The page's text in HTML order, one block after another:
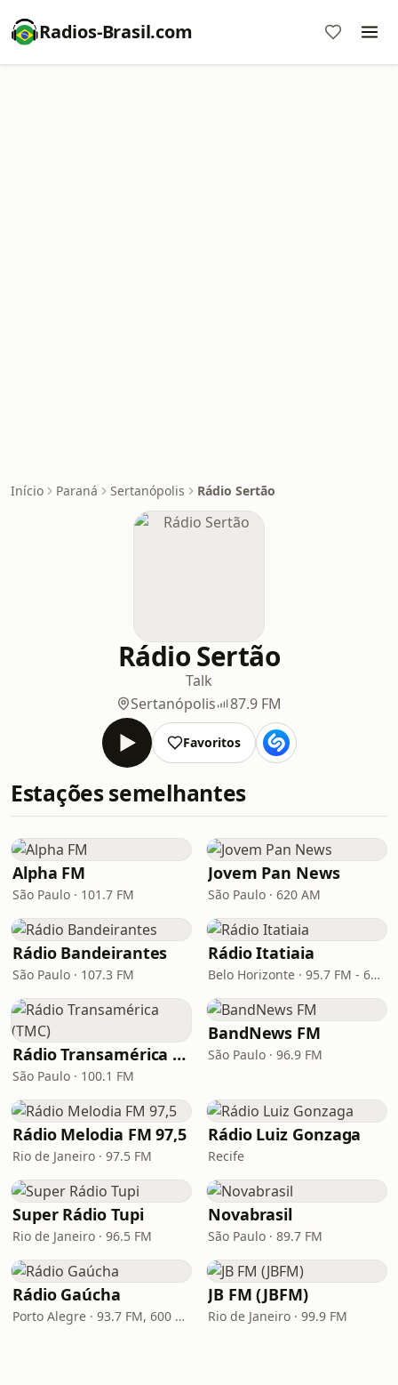
Radios-Brasil.com
Início Paraná Sertanópolis Rádio Sertão
Rádio Sertão
Talk
Sertanópolis
87.9 FM
Favoritos
Estações semelhantes
Alpha FM
São Paulo · 101.7 FM
Jovem Pan News
São Paulo · 620 AM
Rádio Bandeirantes
São Paulo · 107.3 FM
Rádio Itatiaia
Belo Horizonte · 95.7 FM - 610 AM
Rádio Transamérica (TMC)
São Paulo · 100.1 FM
BandNews FM
São Paulo · 96.9 FM
Rádio Melodia FM 97,5
Rio de Janeiro · 97.5 FM
Rádio Luiz Gonzaga
Recife
Super Rádio Tupi
Rio de Janeiro · 96.5 FM
Novabrasil
São Paulo · 89.7 FM
Rádio Gaúcha
Porto Alegre · 93.7 FM, 600 AM
JB FM (JBFM)
Rio de Janeiro · 99.9 FM